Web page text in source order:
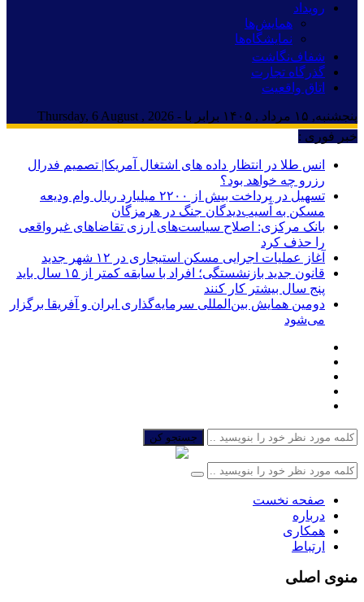
رویداد
همایش‌ها
نمایشگاه‌ها
شفاف‌نگاشت
گذرگاه تجارت
اتاق واقعیت
پنجشنبه, ۱۵ مرداد , ۱۴۰۵ برابر با - Thursday, 6 August , 2026
خبر فوری :
انس طلا در انتظار داده های اشتغال آمریکا| تصمیم فدرال
رزرو چه خواهد بود؟
تسهیل در پرداخت بیش از ۲۲۰۰ میلیارد ریال وام ودیعه
مسکن به آسیب‌دیدگان جنگ در هرمزگان
بانک مرکزی: اصلاح سیاست‌های ارزی تقاضاهای غیرواقعی
را حذف کرد
آغاز عملیات اجرایی مسکن استیجاری در ۱۲ شهر جدید
قانون جدید بازنشستگی؛ افراد با سابقه کمتر از ۱۵ سال باید
پنج سال بیشتر کار کنند
دومین همایش بین‌المللی سرمایه‌گذاری ایران و آفریقا برگزار
می‌شود
جستجو کن
صفحه نخست
درباره
همکاری
ارتباط
منوی اصلی